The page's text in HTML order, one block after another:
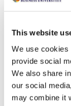
This website
We use cookies
provide social
We also share
our social
may combine it
Nyenrode
Ondernemend